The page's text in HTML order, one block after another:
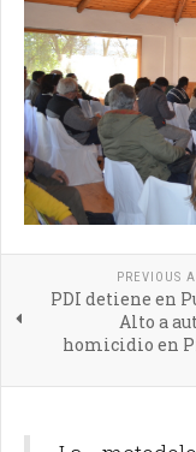
PREVIOUS
PDI detiene en
Alto a
homicidio en